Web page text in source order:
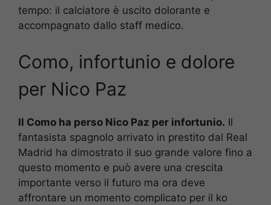
tempo: il calciatore è uscito dolorante e
accompagnato dallo staff medico.
Como, infortunio e dolore
per Nico Paz
Il Como ha perso Nico Paz per infortunio. Il
fantasista spagnolo arrivato in prestito dal Real
Madrid ha dimostrato il suo grande valore fino a
questo momento e può avere una crescita
importante verso il futuro ma ora deve
affrontare un momento complicato per il ko